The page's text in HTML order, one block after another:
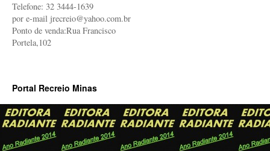
Telefone: 32 3444-1639
por e-mail jrecreio@yahoo.com.br
Ponto de venda:Rua Francisco
Portela,102
Portal Recreio Minas